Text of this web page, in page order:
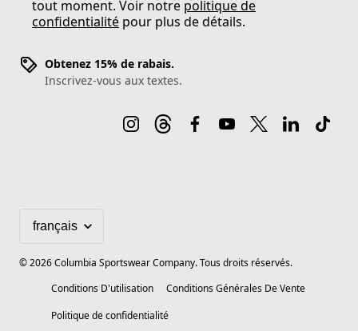
tout moment. Voir notre politique de
confidentialité pour plus de détails.
Obtenez 15% de rabais.
Inscrivez-vous aux textes.
©2026Columbia Sportswear Company. Tous droits réservés.
Conditions D'utilisation
Conditions Générales De Vente
Politique de confidentialité